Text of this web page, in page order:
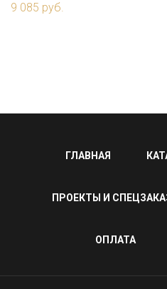
9 085 руб.
ГЛАВНАЯ
ПРОЕКТЫ И
ОПЛАТА